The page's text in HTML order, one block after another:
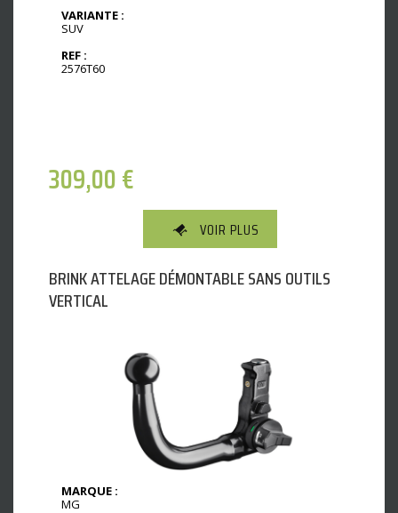
VARIANTE :
SUV
REF :
2576T60
309,00€
VOIR PLUS
BRINK ATTELAGE DÉMONTABLE SANS OUTILS
VERTICAL
MARQUE :
MG